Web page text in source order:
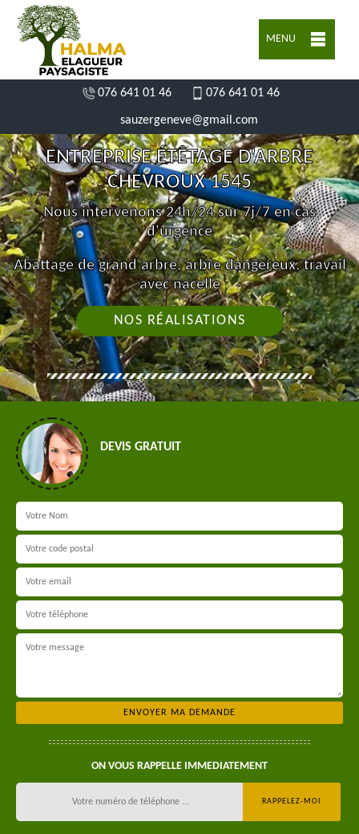
MENU
076 641 01 46 076 641 01 46
sauzergeneve@gmail.com
ENTREPRISE ÉTÊTAGE D'ARBRE
CHEVROUX 1545
Nous intervenons 24h/24 sur 7j/7 en cas
d'urgence
Abattage de grand arbre, arbre dangereux, travail
avec nacelle
NOS RÉALISATIONS
DEVIS GRATUIT
ON VOUS RAPPELLE IMMEDIATEMENT